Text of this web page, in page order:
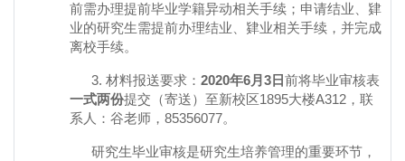
前需办理提前毕业学籍异动相关手续；申请结业、肄
业的研究生需提前办理结业、肄业相关手续，并完成
离校手续。
3. 材料报送要求： 2020年6月 3 日前将毕业审核表
一式两份提交（寄送）至新校区1895大楼A312 ，联
系人：谷老师， 85356077。
研究生毕业审核是研究生培养管理的重要环节，